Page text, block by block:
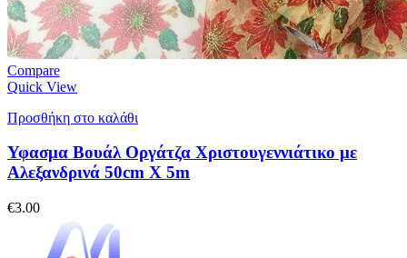
Compare
Quick View
Προσθήκη στο καλάθι
Υφασμα Βουάλ Οργάτζα Χριστουγεννιάτικο με
Αλεξανδρινά 50cm X 5m
€3.00